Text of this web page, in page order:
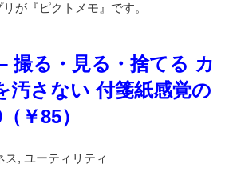
が『ピクトメモ』です。
撮る・見る・捨てる カ
汚さない 付箋紙感覚の
￥85）
ス, ユーティリティ